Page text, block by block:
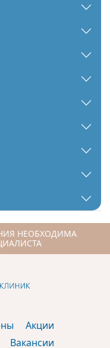
НЕОБХОДИМА
Акции
Вакансии